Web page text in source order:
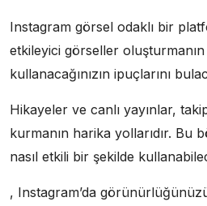
Instagram görsel odaklı bir
etkileyici görseller oluşturmanın
kullanacağınızın ipuçlarını
Hikayeler ve canlı yayınlar,
kurmanın harika yollarıdır. Bu
nasıl etkili bir şekilde
, Instagram’da